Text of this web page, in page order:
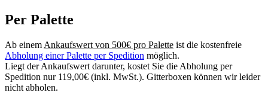
Per Palette
Ab einem Ankaufswert von 500€ pro Palette ist die kostenfreie
Abholung einer Palette per Spedition möglich.
Liegt der Ankaufswert darunter, kostet Sie die Abholung per
Spedition nur 119,00€ (inkl. MwSt.). Gitterboxen können wir leider
nicht abholen.